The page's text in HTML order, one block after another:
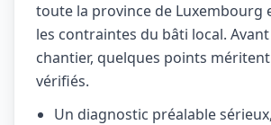
toute la province de Luxembourg
les contraintes du bâti local.
chantier, quelques points
vérifiés.
Un diagnostic préalable